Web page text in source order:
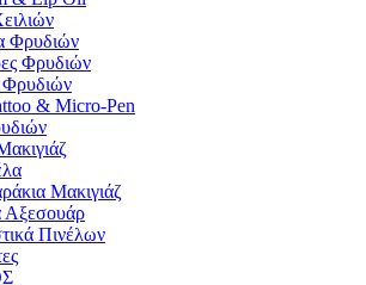
Φρυδιών
Φρυδιών
& Micro-Pen
Μακιγιάζ
Αξεσουάρ
Πινέλων